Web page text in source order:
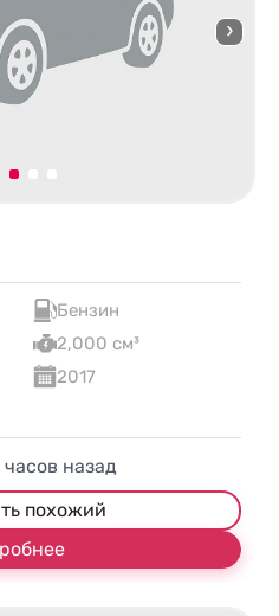
Бензин
2,000 см³
2017
часов назад
похожий